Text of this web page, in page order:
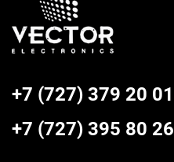
+7 (727) 379 20 01
+7 (727) 395 80 26